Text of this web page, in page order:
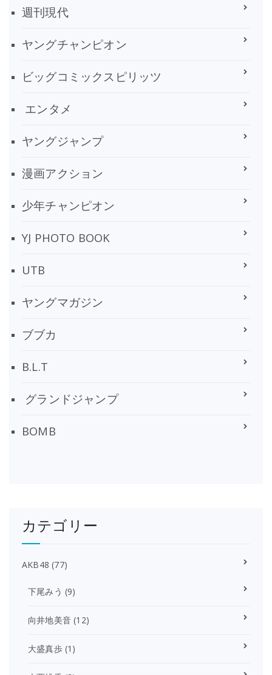
週刊現代
ヤングチャンピオン
ビッグコミックスピリッツ
エンタメ
ヤングジャンプ
漫画アクション
少年チャンピオン
YJ PHOTO BOOK
UTB
ヤングマガジン
ブブカ
B.L.T
グランドジャンプ
BOMB
カテゴリー
AKB48 (77)
下尾みう (9)
向井地美音 (12)
大盛真歩(1)